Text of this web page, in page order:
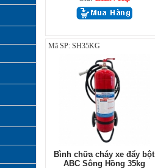
Mã SP: SH35KG
Bình chữa cháy xe đẩy bột
ABC Sông Hồng 35kg